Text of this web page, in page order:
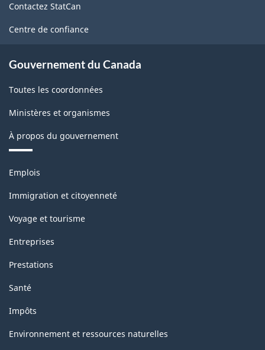
ce
site
Contactez StatCan
Centre de confiance
Gouvernement du Canada
Toutes les coordonnées
Ministères et organismes
À propos du gouvernement
Thèmes
sujets
Emplois
Immigration et citoyenneté
Voyage et tourisme
Entreprises
Prestations
Santé
Impôts
Environnement et ressources naturelles